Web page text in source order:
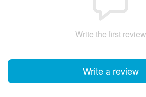
Write the first review
Write a review